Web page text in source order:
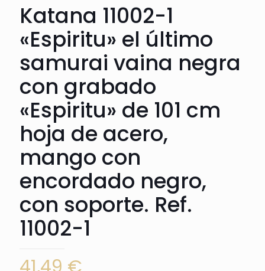
Katana 11002-1
«Espiritu» el último
samurai vaina negra
con grabado
«Espiritu» de 101 cm
hoja de acero,
mango con
encordado negro,
con soporte. Ref.
11002-1